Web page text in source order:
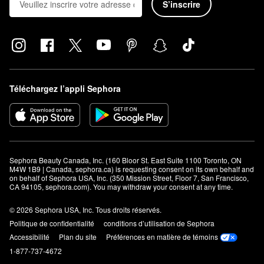
S’inscrire
Téléchargez l’appli Sephora
Sephora Beauty Canada, Inc. (160 Bloor St. East Suite 1100 Toronto, ON
M4W 1B9 | Canada, sephora.ca) is requesting consent on its own behalf and
on behalf of Sephora USA, Inc. (350 Mission Street, Floor 7, San Francisco,
CA 94105, sephora.com). You may withdraw your consent at any time.
© 2026 Sephora USA, Inc. Tous droits réservés.
Politique de confidentialité
conditions d’utilisation de Sephora
Accessibilité
Plan du site
Préférences en matière de témoins
1-877-737-4672